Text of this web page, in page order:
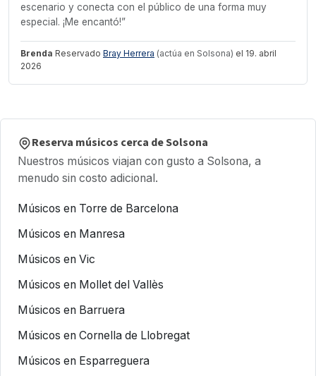
escenario y conecta con el público de una forma muy
especial. ¡Me encantó!”
Brenda Reservado Bray Herrera (actúa en Solsona) el 19. abril
2026
Reserva músicos cerca de Solsona
Nuestros músicos viajan con gusto a Solsona, a
menudo sin costo adicional.
Músicos en Torre de Barcelona
Músicos en Manresa
Músicos en Vic
Músicos en Mollet del Vallès
Músicos en Barruera
Músicos en Cornella de Llobregat
Músicos en Esparreguera